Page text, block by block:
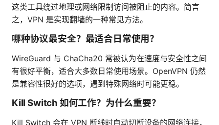
这类工具绕过地理或网络限制访问被阻止的内容。简言
之，VPN 是实现翻墙的一种常见方法。
哪种协议最安全？最适合日常使用？
WireGuard 与 ChaCha20 常被认为在速度与安全性之间
有很好平衡，适合大多数日常使用场景。OpenVPN 仍然
是兼容性很好的选项，遇到特殊网络时可能更稳。
Kill Switch 如何工作？为什么重要？
Kill Switch 会在 VPN 断线时自动切断设备的网络连接，